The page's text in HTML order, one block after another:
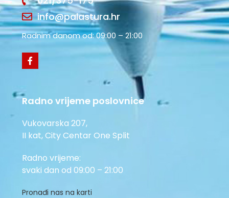
info@palastura.hr
Radnim danom od: 09:00 – 21:00
Radno vrijeme poslovnice
Vukovarska 207,
II kat, City Centar One Split
Radno vrijeme:
svaki dan od 09:00 – 21:00
Pronađi nas na karti